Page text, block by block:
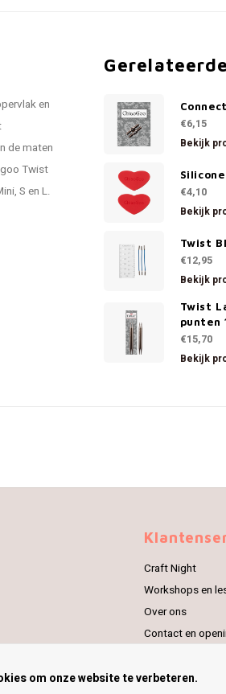
en
de maten
Twist
S en L.
€6,15
Bekijk
€4,10
Bekijk
Twist
€12,95
Bekijk
Twist
punten
€15,70
Bekijk
Craft Night
Workshops en
Over ons
Contact en
om onze website te verbeteren.